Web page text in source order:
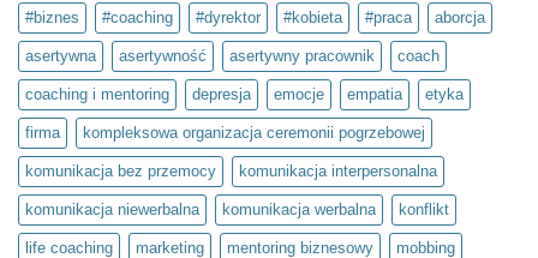
psychiczne
–
to
inwestycja
w
siebie.
Projekt
społeczny
Światło
umysłu
w
ramach
olimpiady
Zwolnieni
z
Teorii
#biznes #coaching #dyrektor #kobieta #praca aborcja
asertywna asertywność asertywny pracownik coach
coaching i mentoring depresja emocje empatia etyka
firma kompleksowa organizacja ceremonii pogrzebowej
komunikacja bez przemocy komunikacja interpersonalna
komunikacja niewerbalna komunikacja werbalna konflikt
life coaching marketing mentoring biznesowy mobbing